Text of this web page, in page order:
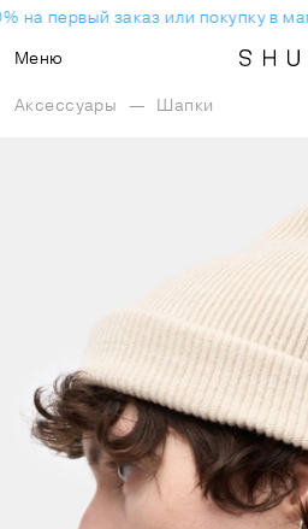
на первый заказ или покупку в
Меню
Аксессуары — Шапки